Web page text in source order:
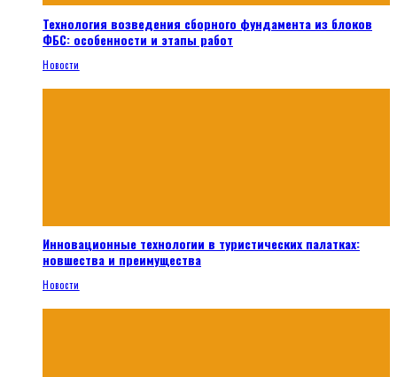
Технология возведения сборного фундамента из блоков
ФБС: особенности и этапы работ
Новости
Инновационные технологии в туристических палатках:
новшества и преимущества
Новости